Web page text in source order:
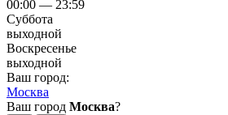
00:00 — 23:59
Суббота
выходной
Воскресенье
выходной
Ваш город:
Москва
Ваш город Москва?